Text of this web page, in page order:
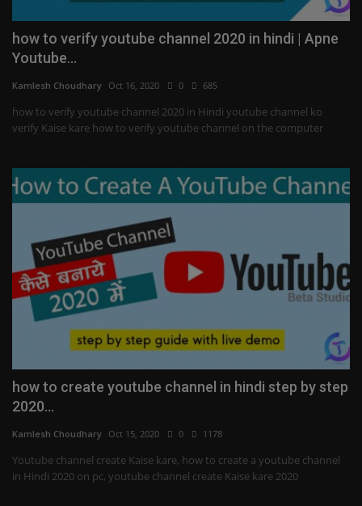
how to verify youtube channel 2020 in hindi | Apne
Youtube...
Kamlesh Choudhary Oct 16, 2020 0 685
how to verify youtube channel 2020 in Hindi youtube channel ko
verify Kaise kare how to verify youtube channel on the computer
how to create youtube channel in hindi step by step
2020...
Kamlesh Choudhary Oct 15, 2020 0 1178
Youtube channel create Kaise kare, how to create a youtube channel
in Hindi 2020 on pc, youtube channel create Kaise kare 2020